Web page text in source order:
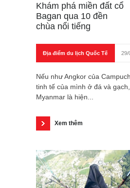
Khám phá miền đất cổ
Bagan qua 10 đền
chùa nổi tiếng
Địa điểm du lịch Quốc Tế 29/
Nếu như Angkor của
tinh tế của mình ở đá và
Myanmar là hiện...
Xem thêm